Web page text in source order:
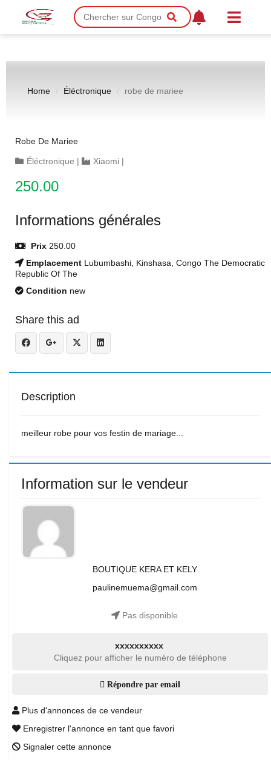
Home Éléctronique robe de mariee
Robe De Mariee
Éléctronique | Xiaomi |
250.00
Informations générales
Prix 250.00
Emplacement Lubumbashi, Kinshasa, Congo The Democratic
Republic Of The
Condition new
Share this ad
Description
meilleur robe pour vos festin de mariage...
Information sur le vendeur
BOUTIQUE KERA ET KELY
paulinemuema@gmail.com
Pas disponible
xxxxxxxxxx
Cliquez pour afficher le numéro de téléphone
Répondre par email
Plus d'annonces de ce vendeur
Enregistrer l'annonce en tant que favori
Signaler cette annonce